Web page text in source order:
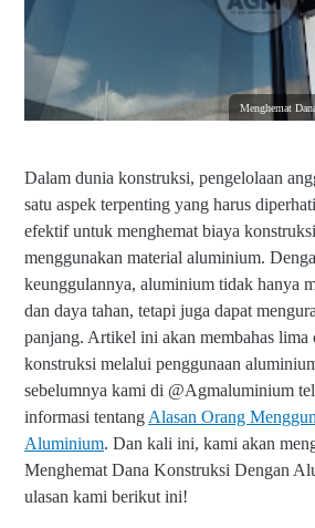
Menghemat
Dalam dunia konstruksi, pengelolaan
satu aspek terpenting yang harus
efektif untuk menghemat biaya
menggunakan material aluminium.
keunggulannya, aluminium tidak hanya
dan daya tahan, tetapi juga dapat
panjang. Artikel ini akan membahas lima
konstruksi melalui penggunaan
sebelumnya kami di @Agmaluminium
informasi tentang Alasan Orang
Aluminium. Dan kali ini, kami akan
Menghemat Dana Konstruksi Dengan
ulasan kami berikut ini!